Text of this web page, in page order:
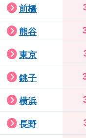
前橋
熊谷
東京
銚子
横浜
長野